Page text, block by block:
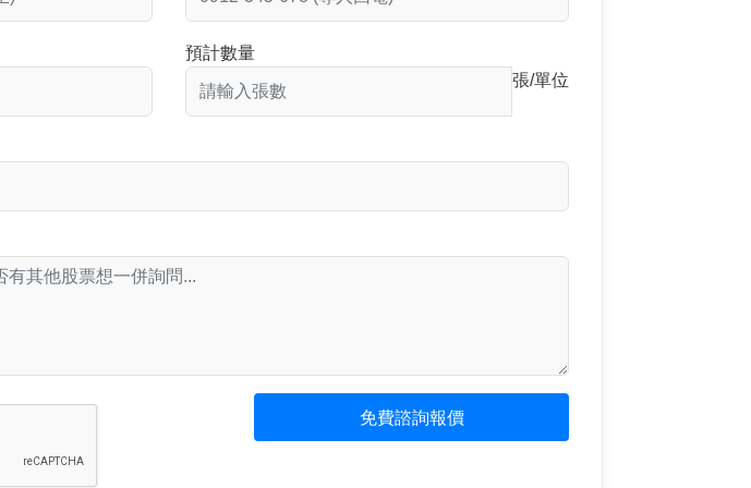
預計數量
張/單位
免費諮詢報價